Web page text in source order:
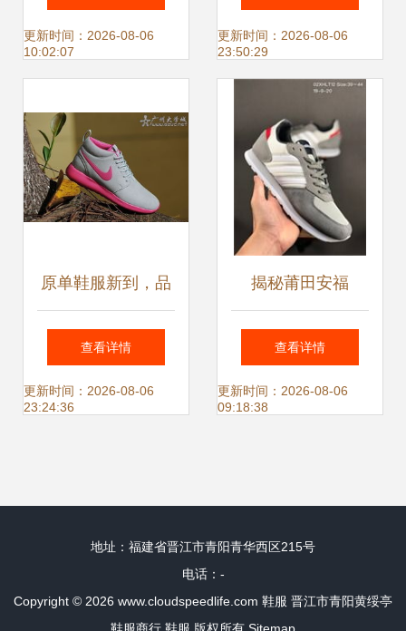
更新时间：2026-08-06
10:02:07
线、阿尔法吸汗带
惊喜特价
更新时间：2026-08-06
23:50:29
原单鞋服新到，品
质生活触手可及
查看详情
更新时间：2026-08-06
23:24:36
揭秘莆田安福
从“鞋都”到电商风
云
查看详情
更新时间：2026-08-06
09:18:38
地址：福建省晋江市青阳青华西区215号
电话：-
Copyright © 2026 www.cloudspeedlife.com 鞋服 晋江市青阳黄绥亭